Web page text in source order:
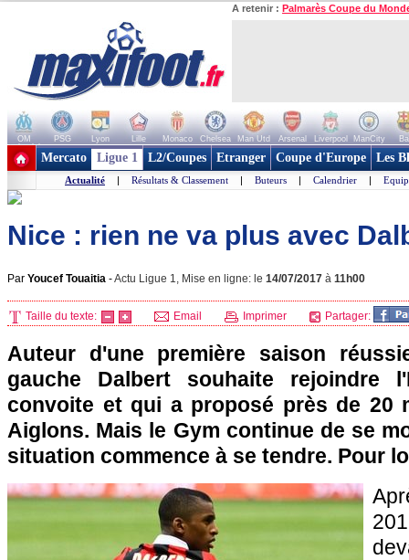
A retenir : Palmarès Coupe du
OM PSG Lyon Lille Monaco Chelsea Man Utd Arsenal Liverpool ManCity
+ de clubs
Mercato Ligue 1 L2/Coupes Etranger Coupe d'Europe Les
Actualité | Résultats & Classement | Buteurs | Calendrier |
Nice : rien ne va plus avec
Par Youcef Touaitia -Actu Ligue 1, Mise en ligne: le 14/07/2017 à 11h00
Taille du texte: Email Imprimer Partager:
Auteur d'une première saison
gauche Dalbert souhaite rejoindre
convoite et qui a proposé près de 20
Aiglons. Mais le Gym continue de se
situation commence à se tendre. Pour